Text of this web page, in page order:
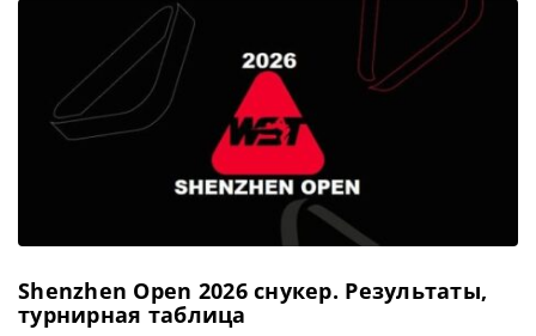
турнира: Примечание: Особенность формата: после
каждого раунда проходит случайная жеребьевка (пары
игроков формируются случайным образом)!!! Турнирная
Shenzhen Open 2026 cнукер. Результаты,
турнирная таблица